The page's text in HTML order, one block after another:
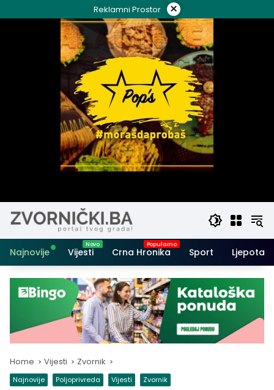
to
Reklamni Prostor ×
Najnovije Vijesti Crna Hronika Sport Ljepota i
Home Vijesti Zvornik
Najnovije Poljoprivreda Vijesti Zvornik